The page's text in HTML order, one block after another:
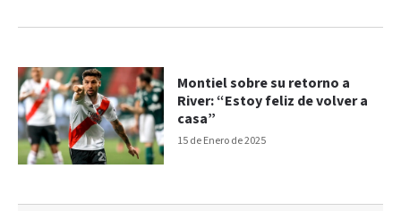
15 de Enero de 2025
Montiel sobre su retorno a
River: “Estoy feliz de volver a
casa”